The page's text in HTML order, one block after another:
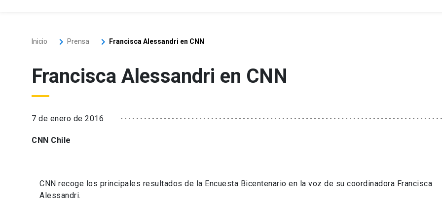
Inicio keyboard_arrow_right Prensa keyboard_arrow_right Francisca Alessandri en CNN
Francisca Alessandri en CNN
7 de enero de 2016
CNN Chile
CNN recoge los principales resultados de la Encuesta Bicentenario en la voz de su coordinadora Francisca
Alessandri.